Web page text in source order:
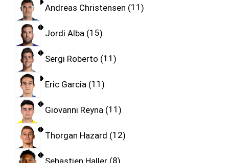
Andreas Christensen 11
Jordi Alba 15
Sergi Roberto 11
Eric Garcia 11
Giovanni Reyna 11
Thorgan Hazard 12
Sebastien Haller 8